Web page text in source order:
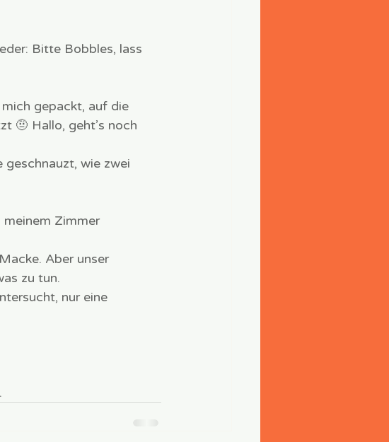
Bitte Bobbles, lass
gepackt, auf die
🤨 Hallo, geht’s noch
geschnauzt, wie zwei
Zimmer
Aber unser
zu tun.
nur eine